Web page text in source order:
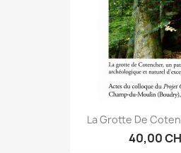
La Grotte De
40,00